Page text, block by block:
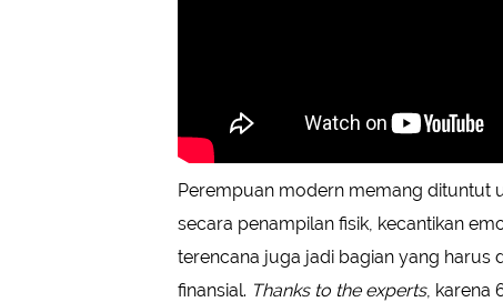
Perempuan modern memang dituntut
secara penampilan fisik, kecantikan
terencana juga jadi bagian yang
finansial. Thanks to the experts, karena